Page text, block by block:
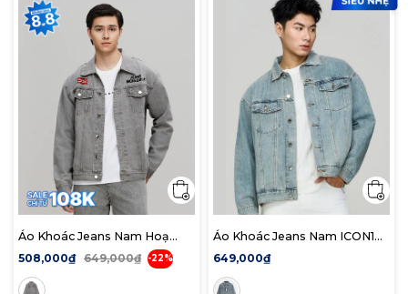
Áo Khoác Jeans Nam Hoạ
Tiết Incredible Form Regular
508,000₫ 649,000₫ -22%
Áo Khoác Jeans Nam ICON105
Lightweight Mid Blue Form
649,000₫